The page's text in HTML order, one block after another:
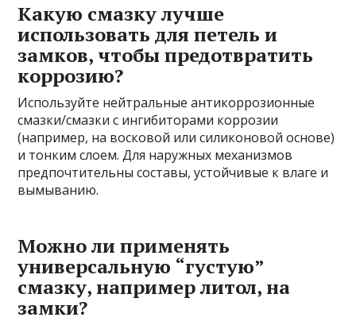
Какую смазку лучше
использовать для петель и
замков, чтобы предотвратить
коррозию?
Используйте нейтральные антикоррозионные
смазки/смазки с ингибиторами коррозии
(например, на восковой или силиконовой основе)
и тонким слоем. Для наружных механизмов
предпочтительны составы, устойчивые к влаге и
вымыванию.
Можно ли применять
универсальную “густую”
смазку, например литол, на
замки?